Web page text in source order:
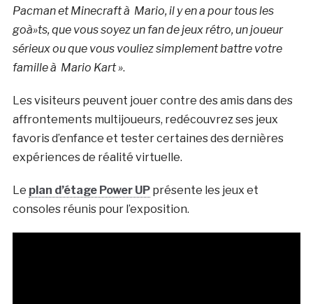
Pacman et Minecraft à Mario, il y en a pour tous les
goà»ts, que vous soyez un fan de jeux rétro, un joueur
sérieux ou que vous vouliez simplement battre votre
famille à Mario Kart ».
Les visiteurs peuvent jouer contre des amis dans des
affrontements multijoueurs, redécouvrez ses jeux
favoris d’enfance et tester certaines des dernières
expériences de réalité virtuelle.
Le plan d’étage Power UPprésente les jeux et
consoles réunis pour l’exposition.